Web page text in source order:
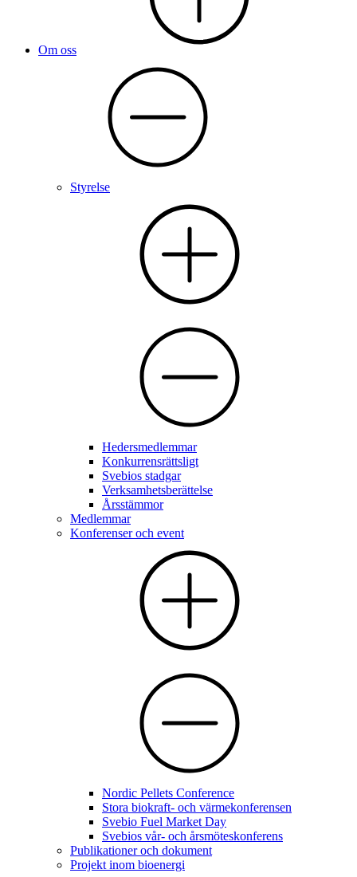
Om oss
Styrelse
Hedersmedlemmar
Konkurrensrättsligt
Svebios stadgar
Verksamhetsberättelse
Årsstämmor
Medlemmar
Konferenser och event
Nordic Pellets Conference
Stora biokraft- och värmekonferensen
Svebio Fuel Market Day
Svebios vår- och årsmöteskonferens
Publikationer och dokument
Projekt inom bioenergi